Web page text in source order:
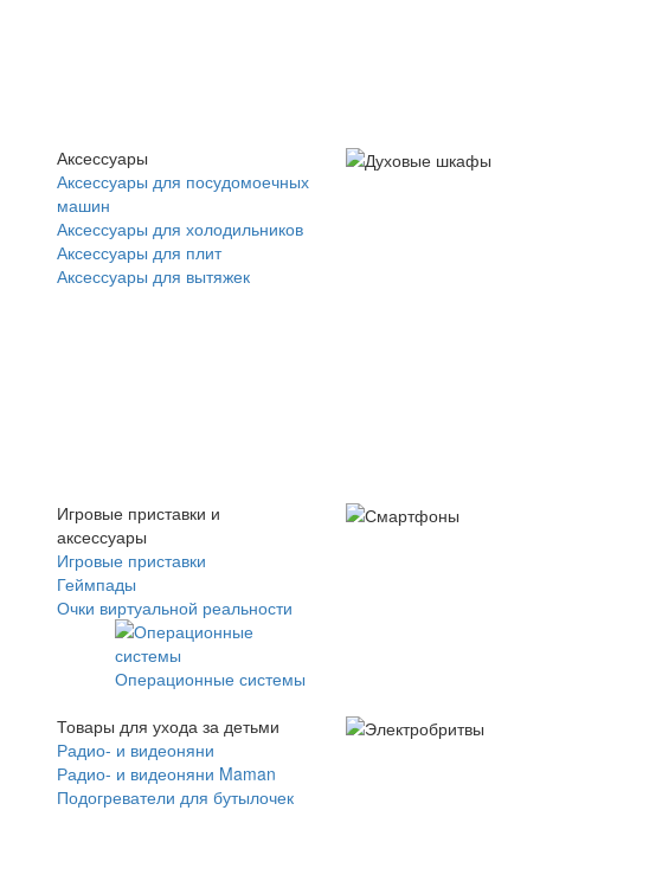
Аксессуары
Аксессуары для посудомоечных
машин
Аксессуары для холодильников
Аксессуары для плит
Аксессуары для вытяжек
Игровые приставки и
аксессуары
Игровые приставки
Геймпады
Очки виртуальной реальности
Операционные системы
Товары для ухода за детьми
Радио- и видеоняни
Радио- и видеоняни Maman
Подогреватели для бутылочек